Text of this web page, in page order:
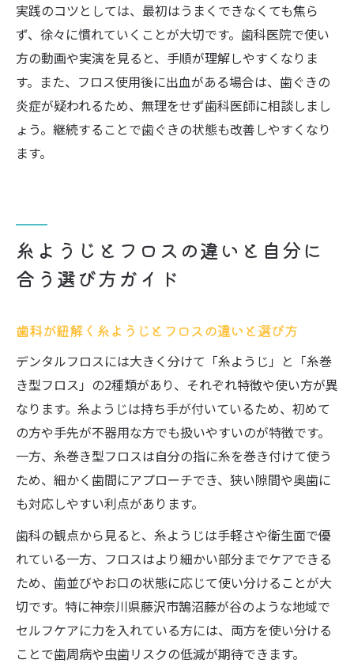
実践のコツとしては、最初はうまくできなくても焦ら
ず、徐々に慣れていくことが大切です。歯科医院で使い
方の動画や実演を見ると、手順が理解しやすくなりま
す。また、フロス使用後に出血がある場合は、歯ぐきの
炎症が疑われるため、無理をせず歯科医師に相談しまし
ょう。継続することで歯ぐきの状態も改善しやすくなり
ます。
糸ようじとフロスの違いと自分に
合う選び方ガイド
歯科が紐解く糸ようじとフロスの違いと選び方
デンタルフロスには大きく分けて「糸ようじ」と「糸巻
き型フロス」の2種類があり、それぞれ特徴や使い方が異
なります。糸ようじは持ち手が付いているため、初めて
の方や手先が不器用な方でも扱いやすいのが特徴です。
一方、糸巻き型フロスは自分の指に糸を巻き付けて使う
ため、細かく歯間にアプローチでき、狭い隙間や奥歯に
も対応しやすい利点があります。
歯科の観点から見ると、糸ようじは手軽さや衛生面で優
れている一方、フロスはより細かい部分までケアできる
ため、歯並びやお口の状態に応じて使い分けることが大
切です。特に神奈川県藤沢市鵠沼藤が谷のような地域で
セルフケアに力を入れている方には、両方を使い分ける
ことで歯周病や虫歯リスクの低減が期待できます。